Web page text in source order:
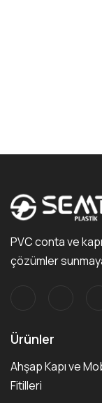
PVC conta ve
çözümler
Ürünler
Ahşap Kapı ve
Fitilleri